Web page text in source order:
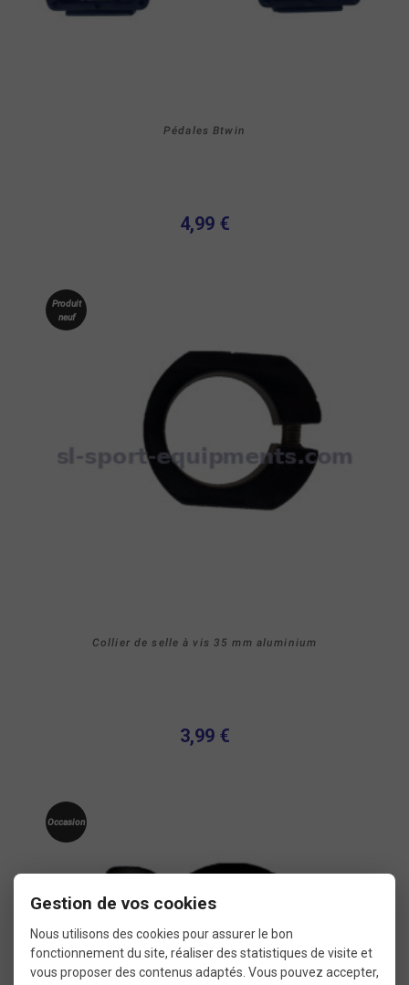
Pédales Btwin
4,99 €
Produit
neuf
Collier de selle à vis 35 mm aluminium
3,99 €
Occasion
Gestion de vos cookies
Nous utilisons des cookies pour assurer le bon
fonctionnement du site, réaliser des statistiques de visite et
vous proposer des contenus adaptés. Vous pouvez accepter,